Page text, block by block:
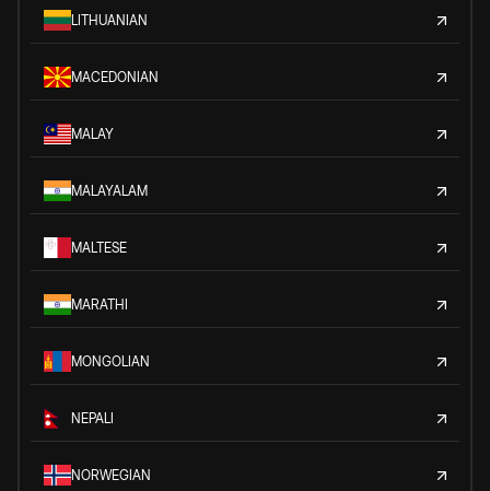
LITHUANIAN
MACEDONIAN
MALAY
MALAYALAM
MALTESE
MARATHI
MONGOLIAN
NEPALI
NORWEGIAN